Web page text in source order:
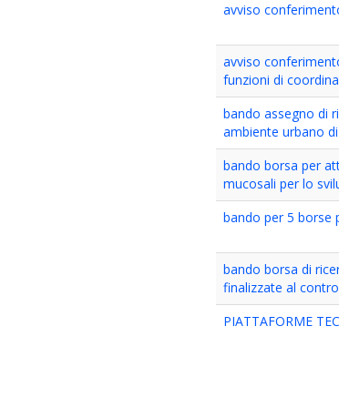
avviso
avviso
funzioni di
bando assegno di
ambiente urbano
bando borsa per
mucosali per lo
bando per 5 borse
bando borsa di
finalizzate al
PIATTAFORME